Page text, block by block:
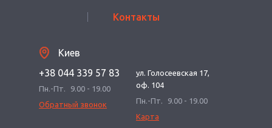
Контакты
Киев
+38 044 339 57 83
Пн.-Пт.
9.00 - 19.00
Обратный звонок
ул. Голосеевская 17,
оф. 104
Пн.-Пт.
9.00 - 19.00
Карта